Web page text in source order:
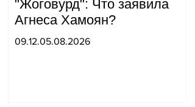
"Жоговурд": Что заявила
Агнеса Хамоян?
09.12.05.08.2026